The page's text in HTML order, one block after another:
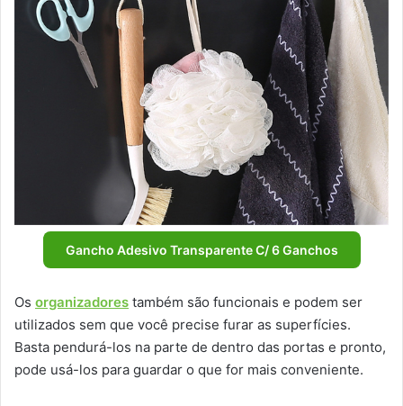
Gancho Adesivo Transparente C/ 6 Ganchos
Os organizadores também são funcionais e podem ser
utilizados sem que você precise furar as superfícies.
Basta pendurá-los na parte de dentro das portas e pronto,
pode usá-los para guardar o que for mais conveniente.